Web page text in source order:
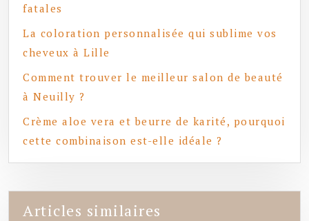
fatales
La coloration personnalisée qui sublime vos
cheveux à Lille
Comment trouver le meilleur salon de beauté
à Neuilly ?
Crème aloe vera et beurre de karité, pourquoi
cette combinaison est-elle idéale ?
Articles similaires